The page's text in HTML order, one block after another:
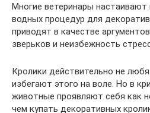
Многие ветеринары
водных процедур для
приводят в качестве
зверьков и неизбежность
Кролики действительно не
избегают этого на воле. Но в
животные проявляют себя как
чем купать декоративных